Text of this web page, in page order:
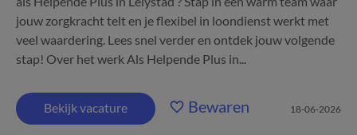
jouw zorgkracht telt en je flexibel in loondienst werkt met
veel waardering. Lees snel verder en ontdek jouw volgende
stap! Over het werk Als Helpende Plus in...
Bekijk vacature Bewaren 18-06-2026